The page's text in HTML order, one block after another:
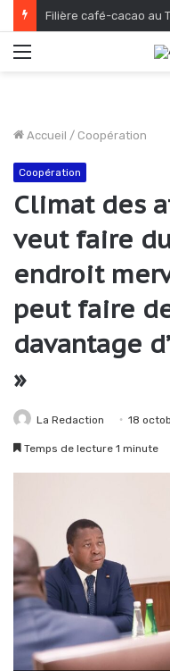
Accueil / Coopération
Coopération
Climat des
veut faire
endroit
peut faire
davantage
»
La Redaction 18
Temps de lecture 1 minute